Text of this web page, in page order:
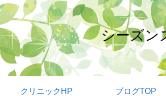
シーズン
クリニックHP ブログTOP